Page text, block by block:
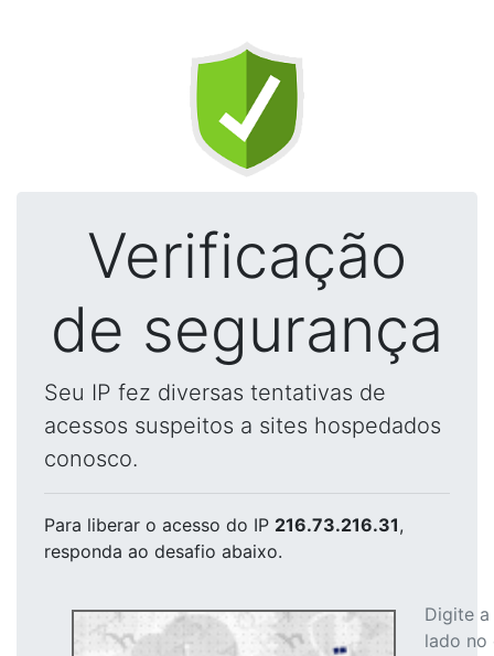
Verificação
de segurança
Seu IP fez diversas tentativas de
acessos suspeitos a sites hospedados
conosco.
Para liberar o acesso do IP 216.73.216.31,
responda ao desafio abaixo.
Digite
lado no